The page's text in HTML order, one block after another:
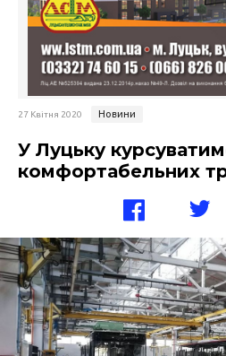
27 Квітня 2020 Новини
У Луцьку
комфортабельних